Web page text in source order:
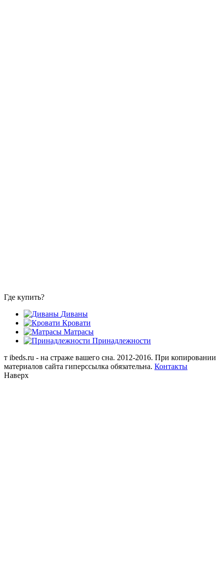
Где купить?
Диваны
Кровати
Матрасы
Принадлежности
т ibeds.ru - на страже вашего сна. 2012-2016. При копировании
материалов сайта гиперссылка обязательна. Контакты
Наверх